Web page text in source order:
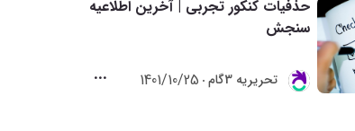
حذفیات کنکور تجربی | آخرین اطلاعیه
سنجش
تحريريه 3گام 1401/10/25